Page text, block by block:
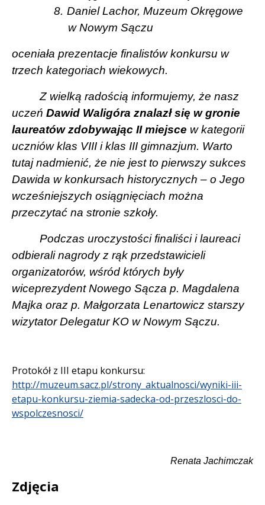
8. Daniel Lachor, Muzeum Okręgowe
w Nowym Sączu
oceniała prezentacje finalistów konkursu w
trzech kategoriach wiekowych.
Z wielką radością informujemy, że nasz
uczeń Dawid Waligóra znalazł się w gronie
laureatów zdobywając II miejsce w kategorii
uczniów klas VIII i klas III gimnazjum. Warto
tutaj nadmienić, że nie jest to pierwszy sukces
Dawida w konkursach historycznych – o Jego
wcześniejszych osiągnięciach można
przeczytać na stronie szkoły.
Podczas uroczystości finaliści i laureaci
odbierali nagrody z rąk przedstawicieli
organizatorów, wśród których były
wiceprezydent Nowego Sącza p. Magdalena
Majka oraz p. Małgorzata Lenartowicz starszy
wizytator Delegatur KO w Nowym Sączu.
Protokół z III etapu konkursu:
http://muzeum.sacz.pl/strony_aktualnosci/wyniki-iii-
etapu-konkursu-ziemia-sadecka-od-przeszlosci-do-
wspolczesnosci/
Renata Jachimczak
Zdjęcia